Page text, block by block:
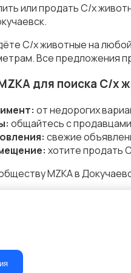
или продать С/х
С/х животные на
Все предложения
для поиска С/х
от недорогих
общайтесь с
свежие
хотите продать
MZKA в